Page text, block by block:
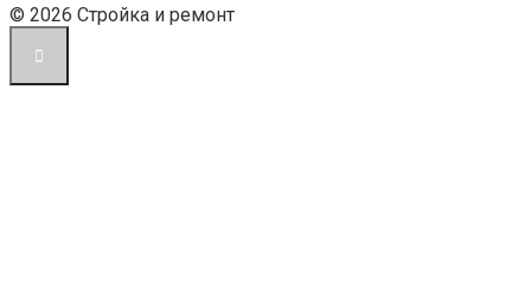
© 2026 Стройка и ремонт